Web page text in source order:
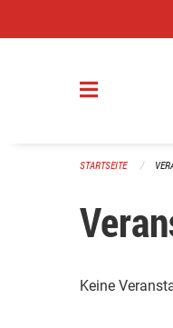
STARTSEITE
Keine